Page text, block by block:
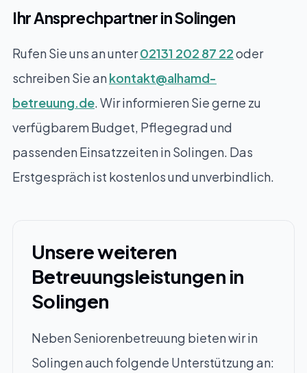
Ihr Ansprechpartner in Solingen
Rufen Sie uns an unter02131 202 87 22oder
schreiben Sie ankontakt@alhamd-
betreuung.de. Wir informieren Sie gerne zu
verfügbarem Budget, Pflegegrad und
passenden Einsatzzeiten in Solingen. Das
Erstgespräch ist kostenlos und unverbindlich.
Unsere weiteren
Betreuungsleistungen in
Solingen
Neben Seniorenbetreuung bieten wir in
Solingen auch folgende Unterstützung an: